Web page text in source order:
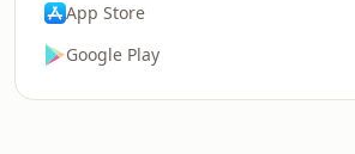
App Store
Google Play